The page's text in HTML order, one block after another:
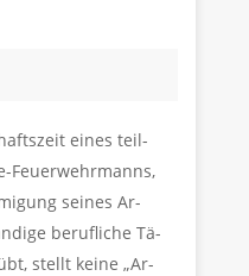
eines teil­
Feu­er­wehr­manns,
sei­nes Ar­
be­ruf­li­che Tä­
stellt keine „Ar­